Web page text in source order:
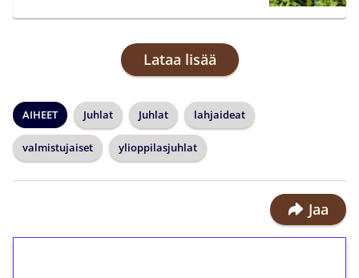
Lataa lisää
AIHEET Juhlat Juhlat lahjaideat
valmistujaiset ylioppilasjuhlat
Jaa